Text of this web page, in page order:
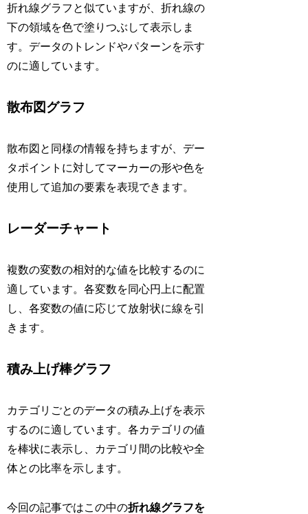
折れ線グラフと似ていますが、折れ線の
下の領域を色で塗りつぶして表示しま
す。データのトレンドやパターンを示す
のに適しています。
散布図グラフ
散布図と同様の情報を持ちますが、デー
タポイントに対してマーカーの形や色を
使用して追加の要素を表現できます。
レーダーチャート
複数の変数の相対的な値を比較するのに
適しています。各変数を同心円上に配置
し、各変数の値に応じて放射状に線を引
きます。
積み上げ棒グラフ
カテゴリごとのデータの積み上げを表示
するのに適しています。各カテゴリの値
を棒状に表示し、カテゴリ間の比較や全
体との比率を示します。
今回の記事ではこの中の折れ線グラフを